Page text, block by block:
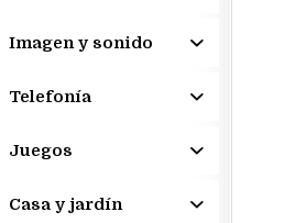
Imagen y sonido
Telefonía
Juegos
Casa y jardín